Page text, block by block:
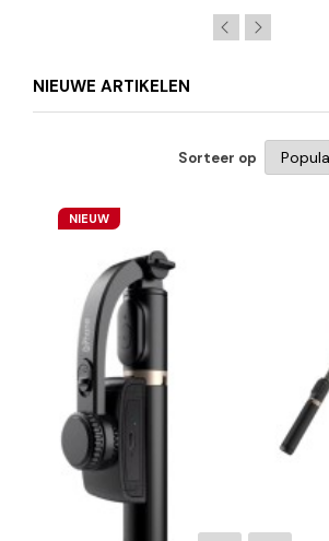
NIEUWE ARTIKELEN
Sorteer op
NIEUW